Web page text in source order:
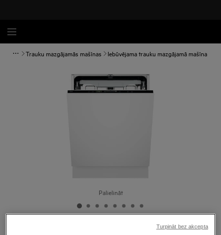
Trauku mazgājamās mašīnas Iebūvējama trauku mazgājamā mašīna
Palielināt
Turpināt bez akcepta